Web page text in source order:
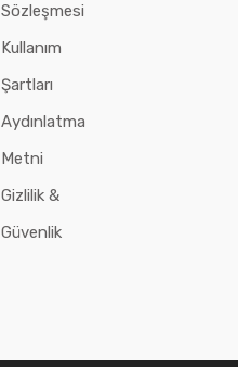
Sözleşmesi
Kullanım
Şartları
Aydınlatma
Metni
Gizlilik &
Güvenlik